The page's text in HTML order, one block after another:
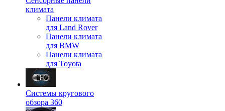
климата
Панели климата
для Land Rover
Панели климата
для BMW
Панели климата
для Toyota
Системы кругового
обзора 360